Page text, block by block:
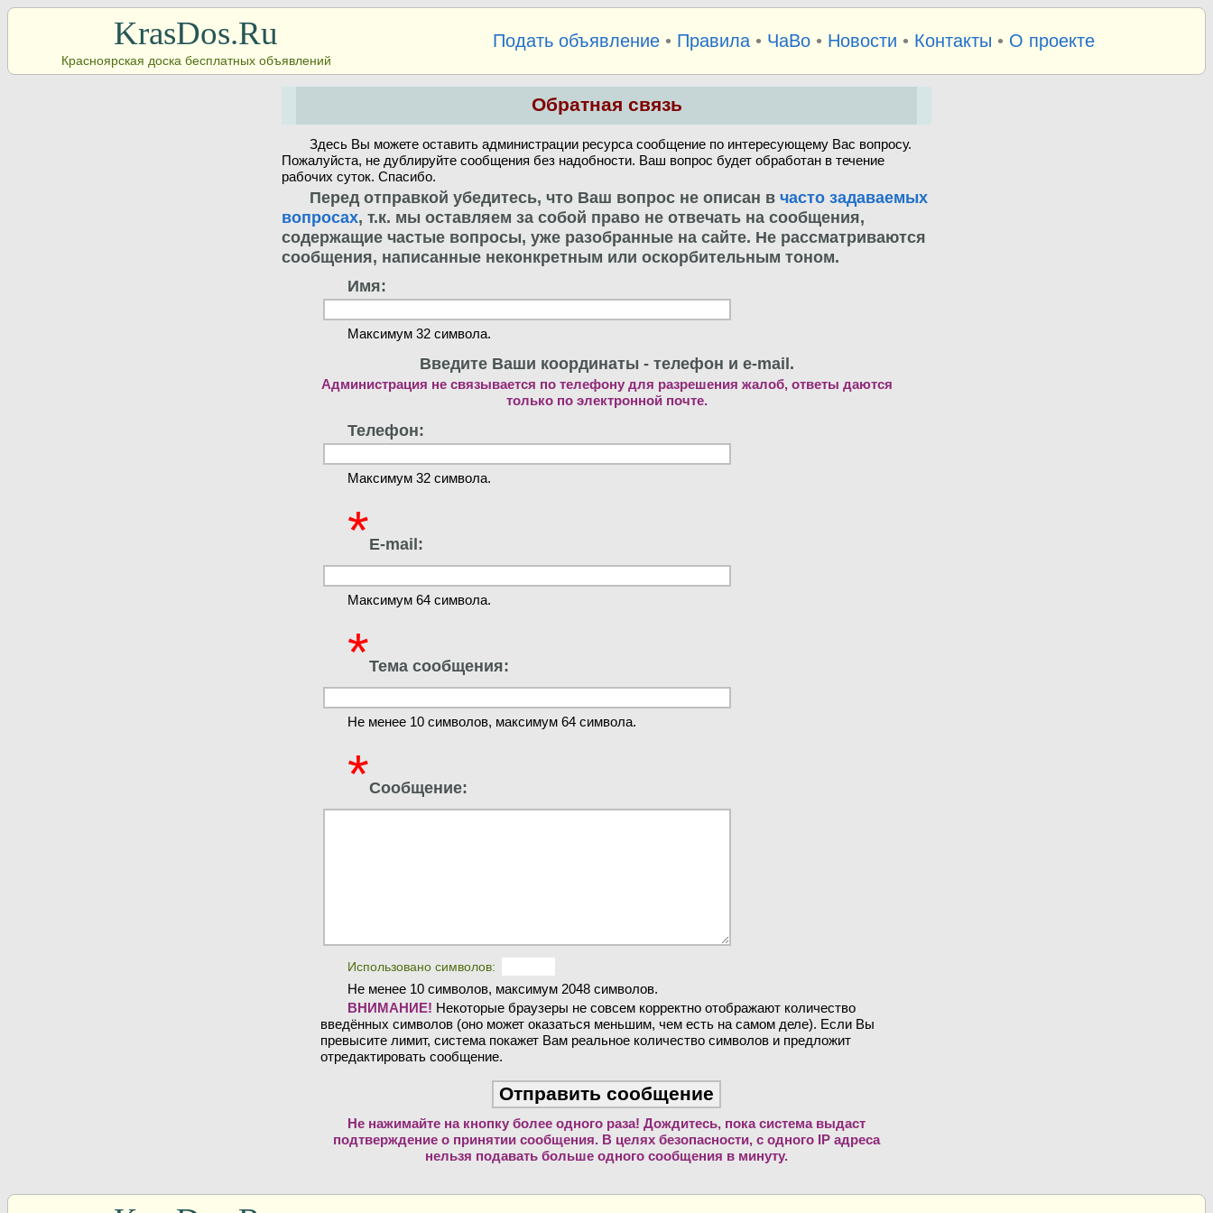
KrasDos.Ru
Красноярская доска бесплатных объявлений
Подать объявление• Правила• ЧаВо• Новости • Контакты • О проекте
Обратная связь
Здесь Вы можете оставить администрации ресурса сообщение по интересующему Вас вопросу.
Пожалуйста, не дублируйте сообщения без надобности. Ваш вопрос будет обработан в течение
рабочих суток. Спасибо.
Перед отправкой убедитесь, что Ваш вопрос не описан в часто задаваемых
вопросах, т.к. мы оставляем за собой право не отвечать на сообщения,
содержащие частые вопросы, уже разобранные на сайте. Не рассматриваются
сообщения, написанные неконкретным или оскорбительным тоном.
Имя:
Максимум 32 символа.
Введите Ваши координаты - телефон и e-mail.
Администрация не связывается по телефону для разрешения жалоб, ответы даются
только по электронной почте.
Телефон:
Максимум 32 символа.
*E-mail:
Максимум 64 символа.
*Тема сообщения:
Не менее 10 символов, максимум 64 символа.
*Сообщение:
Использовано символов:
Не менее 10 символов, максимум 2048 символов.
ВНИМАНИЕ! Некоторые браузеры не совсем корректно отображают количество
введённых символов (оно может оказаться меньшим, чем есть на самом деле). Если Вы
превысите лимит, система покажет Вам реальное количество символов и предложит
отредактировать сообщение.
Не нажимайте на кнопку более одного раза! Дождитесь, пока система выдаст
подтверждение о принятии сообщения. В целях безопасности, с одного IP адреса
нельзя подавать больше одного сообщения в минуту.